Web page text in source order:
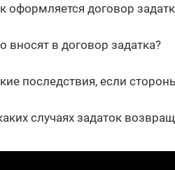
оформляется договор
вносят в договор задатка?
последствия, если
случаях задаток